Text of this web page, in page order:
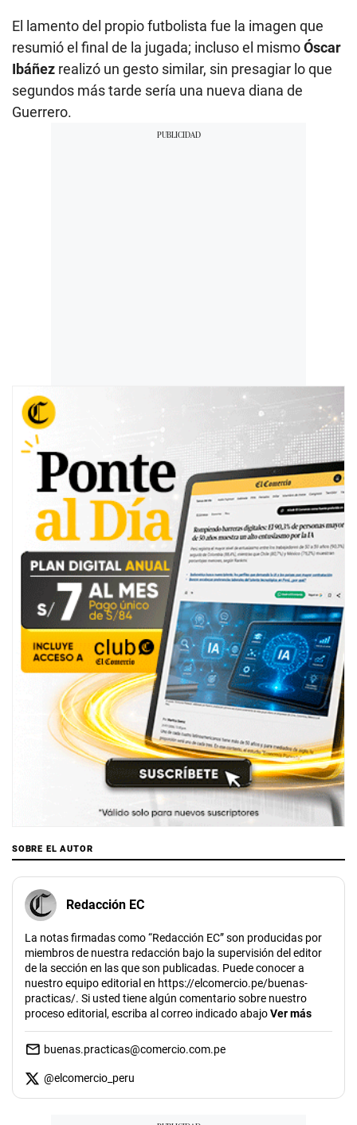
El lamento del propio futbolista fue la imagen que
resumió el final de la jugada; incluso el mismoÓscar
Ibáñez realizó un gesto similar, sin presagiar lo que
segundos más tarde sería una nueva diana de
Guerrero.
SOBRE EL AUTOR
Redacción EC
La notas firmadas como “Redacción EC” son producidas por
miembros de nuestra redacción bajo la supervisión del editor
de la sección en las que son publicadas. Puede conocer a
nuestro equipo editorial en https://elcomercio.pe/buenas-
practicas/. Si usted tiene algún comentario sobre nuestro
proceso editorial, escriba al correo indicado abajoVer más
buenas.practicas@comercio.com.pe
@elcomercio_peru